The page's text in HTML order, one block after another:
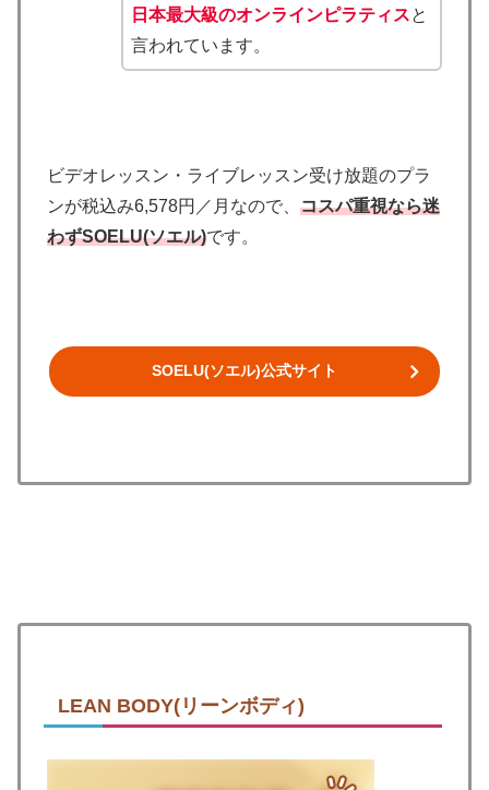
日本最大級のオンラインピラティスと
言われています。
ビデオレッスン・ライブレッスン受け放題のプラ
ンが税込み6,578円／月なので、 コスパ重視なら迷
わずSOELU(ソエル)です。
SOELU(ソエル)公式サイト
LEAN BODY(リーンボディ)